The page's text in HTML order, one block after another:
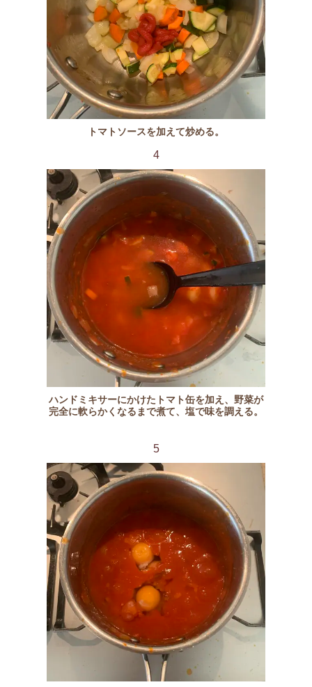
トマトソースを加えて炒める。
4
ハンドミキサーにかけたトマト缶を加え、野菜が
完全に軟らかくなるまで煮て、塩で味を調える。
5